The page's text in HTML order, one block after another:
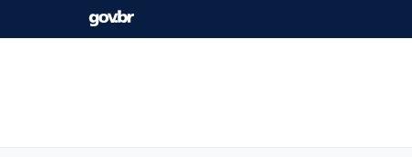
Skip to main content